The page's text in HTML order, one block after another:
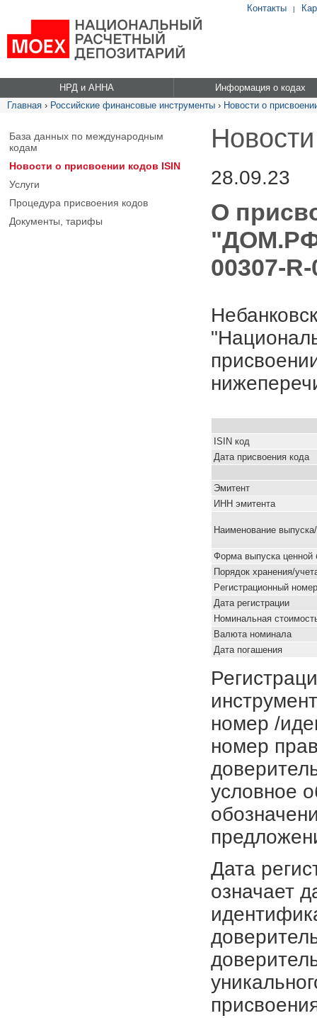
Контакты |
НРД и АННА
Информация о кодах
Главная › Российские финансовые инструменты › Новости о
База данных по международным
кодам
Новости о присвоении кодов ISIN
Услуги
Процедура присвоения кодов
Документы, тарифы
28.09.23
О
"ДОМ.РФ
00307-
ISIN код
Дата присвоения кода
Эмитент
ИНН эмитента
Наименование
Форма выпуска ценной
Порядок хранения/
Pегистрационный номер
Дата регистрации
Номинальная
Валюта номинала
Дата погашения
номер /
номер
условное
Дата
означает